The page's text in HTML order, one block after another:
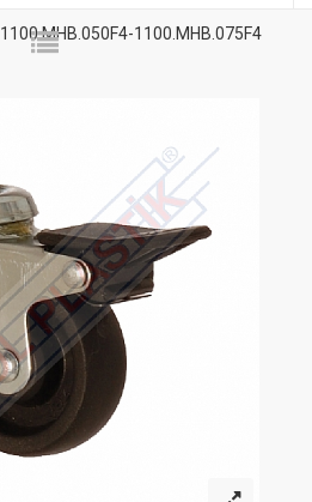
1100.MHB.050F4-1100.MHB.075F4